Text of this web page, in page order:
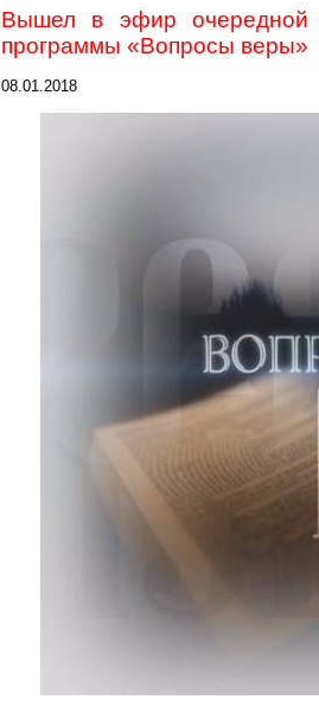
Вышел в эфир очередной
программы «Вопросы веры»
08.01.2018